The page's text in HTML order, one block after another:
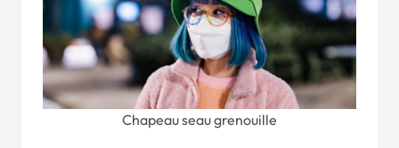
Chapeau seau grenouille